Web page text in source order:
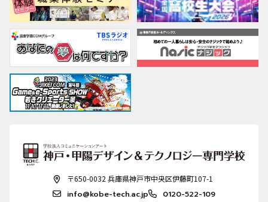
〒650-0032 兵庫県神戸市中央区伊藤町107-1
info@kobe-tech.ac.jp 0120-522-109